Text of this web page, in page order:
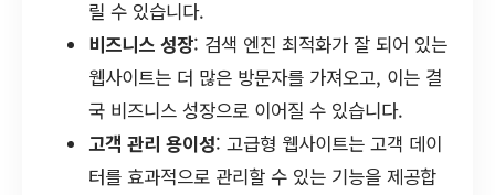
릴 수 있습니다.
비즈니스 성장: 검색 엔진 최적화가 잘 되어 있는
웹사이트는 더 많은 방문자를 가져오고, 이는 결
국 비즈니스 성장으로 이어질 수 있습니다.
고객 관리 용이성: 고급형 웹사이트는 고객 데이
터를 효과적으로 관리할 수 있는 기능을 제공합